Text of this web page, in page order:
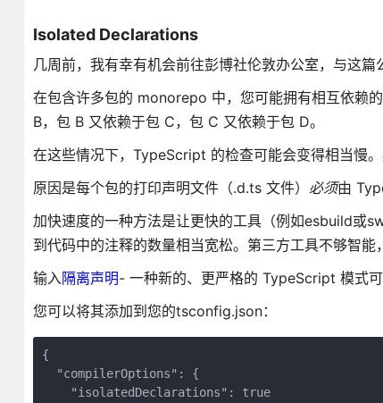
Isolated Declarations
几周前，我有幸有机会前往彭博社伦敦办公室，与这篇
在包含许多包的 monorepo 中，您可能拥有相互依赖
B，包 B 又依赖于包 C，包 C 又依赖于包 D。
在这些情况下，TypeScript 的检查可能会变得相当慢
原因是每个包的打印声明文件（.d.ts 文件） 必须由
加快速度的一种方法是让更快的工具（例如esbuild或
到代码中的注释的数量相当宽松。第三方工具不够智能
输入隔离声明- 一种新的、更严格的 TypeScript 模式可
您可以将其添加到您的tsconfig.json：
{
  "compilerOptions": {
    "isolatedDeclarations": true